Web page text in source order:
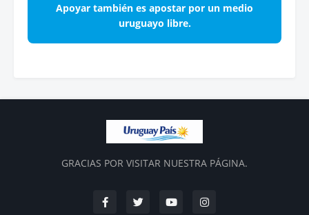
Apoyar también es apostar por un medio
uruguayo libre.
GRACIAS POR VISITAR NUESTRA PÁGINA.